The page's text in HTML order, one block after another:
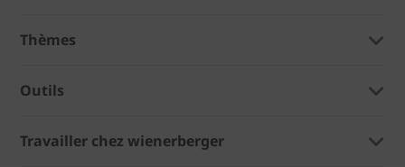
Thèmes
Outils
Travailler chez wienerberger